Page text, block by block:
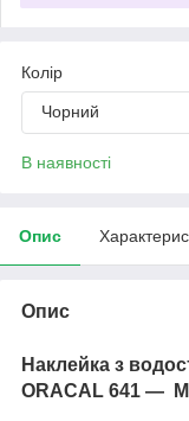
Колір
Чорний
В наявності
Опис
Опис
Наклейка з
ORACAL 641 —